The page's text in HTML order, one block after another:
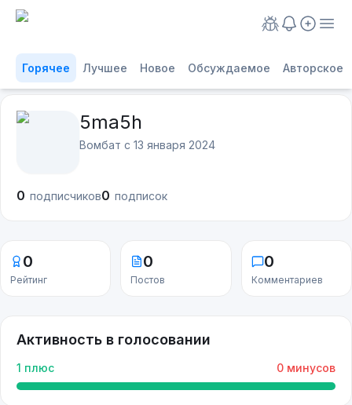
Горячее Лучшее Новое Обсуждаемое Авторское
5ma5h
Вомбат с 13 января 2024
0 подписчиков0 подписок
0
Рейтинг
0
Постов
0
Комментариев
Активность в голосовании
1 плюс 0 минусов